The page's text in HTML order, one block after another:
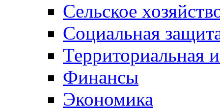
Сельское
Социальная
Территориальная
Финансы
Экономика